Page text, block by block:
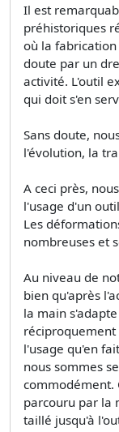
Il est
préhistoriques
où la
doute par un
activité. L'outil
qui doit s'en
Sans doute,
l'évolution, la
A ceci près,
l'usage d'un
Les
nombreuses et
Au niveau de
bien qu'après
la main
l'usage qu'en
nous sommes
commodément.
parcouru par la
taillé jusqu'à